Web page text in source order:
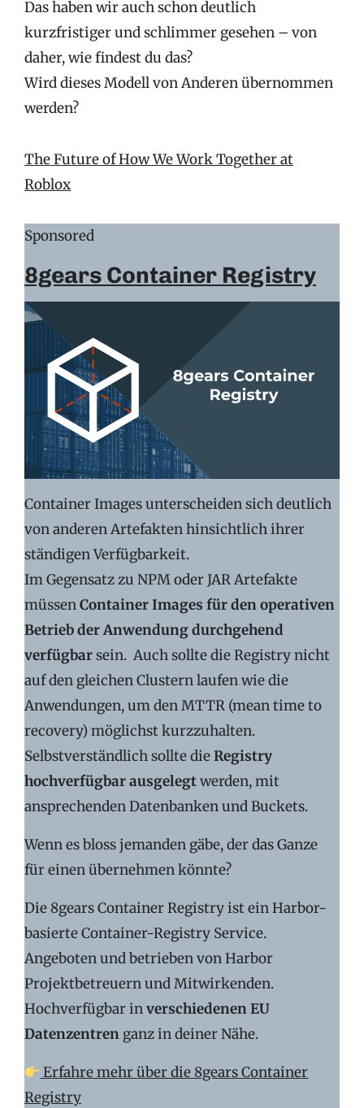
Das haben wir auch schon deutlich
kurzfristiger und schlimmer gesehen – von
daher, wie findest du das?
Wird dieses Modell von Anderen übernommen
werden?
The Future of How We Work Together at
Roblox
Sponsored
8gears Container Registry
Container Images unterscheiden sich deutlich
von anderen Artefakten hinsichtlich ihrer
ständigen Verfügbarkeit.
Im Gegensatz zu NPM oder JAR Artefakte
müssenContainer Images für den operativen
Betrieb der Anwendung durchgehend
verfügbarsein. Auch sollte die Registry nicht
auf den gleichen Clustern laufen wie die
Anwendungen, um den MTTR (mean time to
recovery) möglichst kurzzuhalten.
Selbstverständlich sollte dieRegistry
hochverfügbar ausgelegtwerden, mit
ansprechenden Datenbanken und Buckets.
Wenn es bloss jemanden gäbe, der das Ganze
für einen übernehmen könnte?
Die 8gears Container Registry ist ein Harbor-
basierte Container-Registry Service.
Angeboten und betrieben von Harbor
Projektbetreuern und Mitwirkenden.
Hochverfügbar inverschiedenen EU
Datenzentren ganz in deiner Nähe.
Erfahre mehr über die 8gears Container
Registry